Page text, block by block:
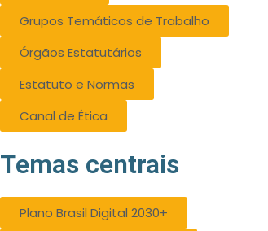
Grupos Temáticos de Trabalho
Órgãos Estatutários
Estatuto e Normas
Canal de Ética
Temas centrais
Plano Brasil Digital 2030+